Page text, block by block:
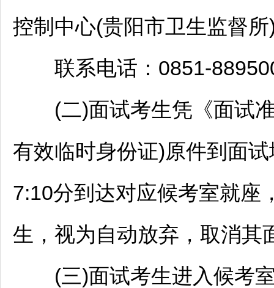
控制中心(贵阳市卫生监督
联系电话：0851-
(二)面试考生凭《面试准
有效临时身份证)原件到面
7:10分到达对应候考室就座
生，视为自动放弃，取消其
(三)面试考生进入候考室